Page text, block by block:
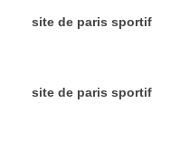
site de paris sportif
site de paris sportif